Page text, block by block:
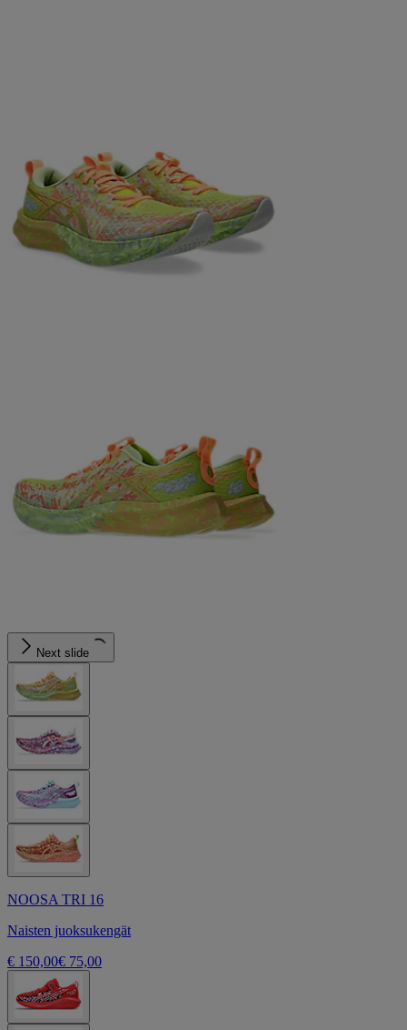
Next slide
NOOSA TRI 16
Naisten juoksukengät
€ 150,00€ 75,00